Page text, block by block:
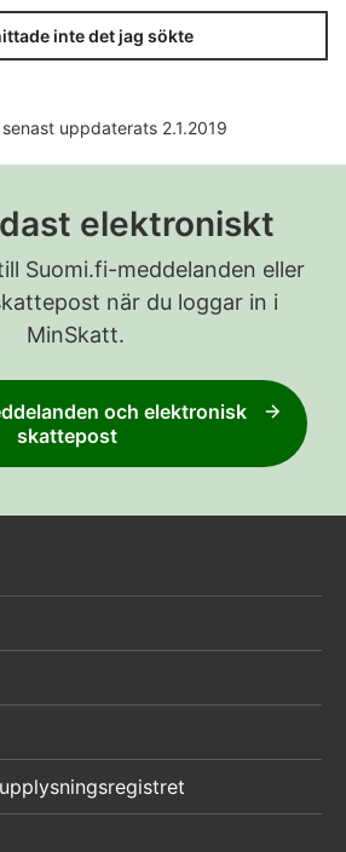
inte det jag sökte
uppdaterats 2.1.2019
elektroniskt
Suomi.fi-meddelanden eller
när du loggar in i
MinSkatt.
och elektronisk
skattepost